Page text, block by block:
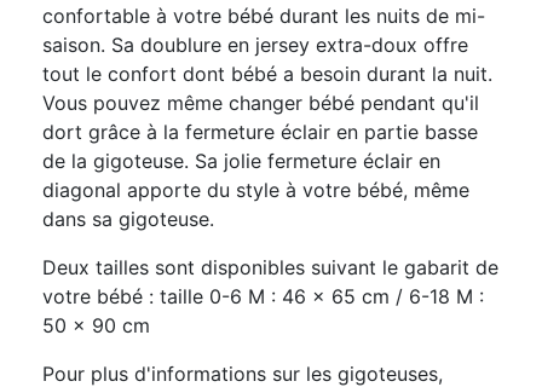
confortable à votre bébé durant les nuits de mi-
saison. Sa doublure en jersey extra-doux offre
tout le confort dont bébé a besoin durant la nuit.
Vous pouvez même changer bébé pendant qu'il
dort grâce à la fermeture éclair en partie basse
de la gigoteuse. Sa jolie fermeture éclair en
diagonal apporte du style à votre bébé, même
dans sa gigoteuse.
Deux tailles sont disponibles suivant le gabarit de
votre bébé : taille 0-6 M : 46 x 65 cm / 6-18 M :
50 x 90 cm
Pour plus d'informations sur les gigoteuses,